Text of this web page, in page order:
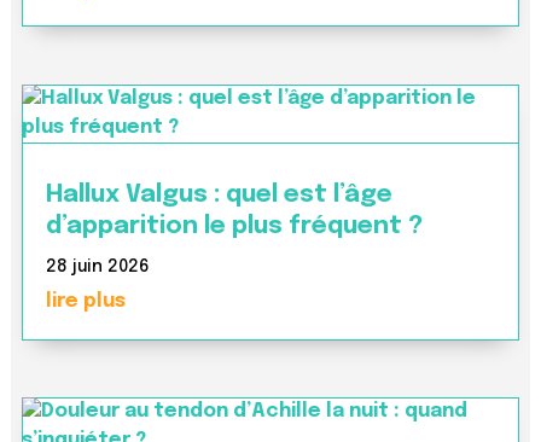
Hallux Valgus : quel est l’âge
d’apparition le plus fréquent ?
28 juin 2026
lire plus